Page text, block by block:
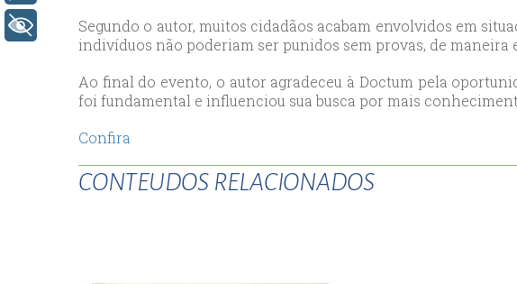
istanbul
escort
Segundo o autor, muitos cidadãos acabam envolvidos em
indivíduos não poderiam ser punidos sem provas, de
Ao final do evento, o autor agradeceu à Doctum pela
foi fundamental e influenciou sua busca por mais
Confira
CONTEUDOS RELACIONADOS
+ Acessibilidade